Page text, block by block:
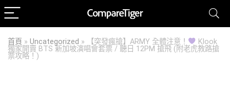
首頁 » Uncategorized » 【突發瘋搶】ARMY 全體注意！
Klook
獨家開賣 BTS 新加坡演唱會套票 / 聽日 12PM 搶飛 (附老虎教路搶
票攻略！)